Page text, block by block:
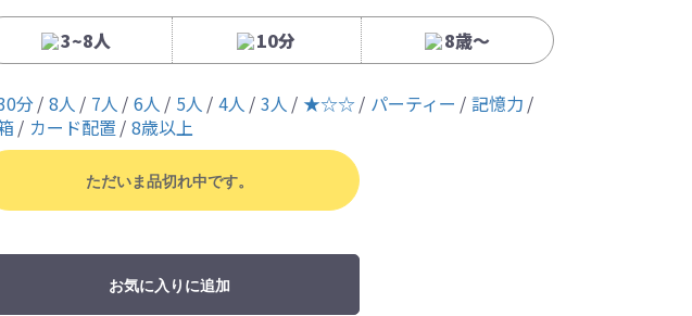
3~8人 10分 8歳〜
分 8人 7人 6人 5人 4人 3人 ★☆☆ パーティー
記憶力
カード配置 8歳以上
ただいま品切れ中です。
お気に入りに追加